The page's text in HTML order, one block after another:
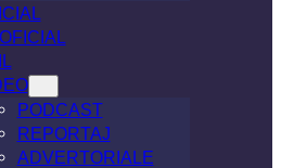
PODCAST
REPORTAJ
ADVERTORIALE